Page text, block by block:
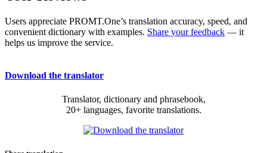
Users appreciate PROMT.One’s translation accuracy, speed, and
convenient dictionary with examples. Share your feedback — it
helps us improve the service.
Download the translator
Translator, dictionary and phrasebook,
20+ languages, favorite translations.